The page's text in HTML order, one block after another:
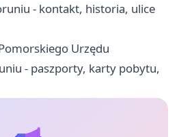
- kontakt, historia, ulice
Urzędu
- paszporty, karty pobytu,